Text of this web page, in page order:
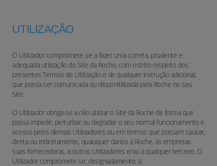
UTILIZAÇÃO
O Utilizador compromete-se a fazer uma correta, prudente e
adequada utilização do Site da Roche, com estrito respeito dos
presentes Termos de Utilização e de qualquer instrução adicional,
que possa ser comunicada ou disponibilizada pela Roche no seu
Site.
O Utilizador obriga-se a não utilizar o Site da Roche de forma que
possa impedir, perturbar ou degradar o seu normal funcionamento e
acesso pelos demais Utilizadores ou em termos que possam causar,
direta ou indiretamente, quaisquer danos à Roche, às empresas
suas fornecedoras, a outros Utilizadores e/ou a qualquer terceiro. O
Utilizador compromete-se, designadamente, a: